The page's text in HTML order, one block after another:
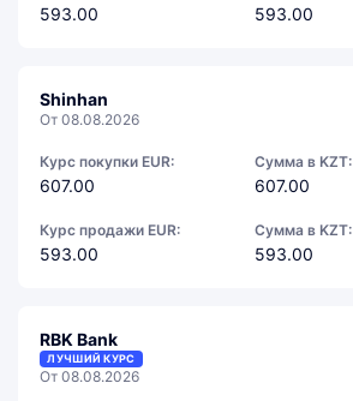
593.00 593.00
Shinhan
От 08.08.2026
Курс покупки EUR:
607.00
Сумма в KZT:
607.00
Курс продажи EUR:
593.00
Сумма в KZT:
593.00
RBK Bank
ЛУЧШИЙ КУРС
От 08.08.2026